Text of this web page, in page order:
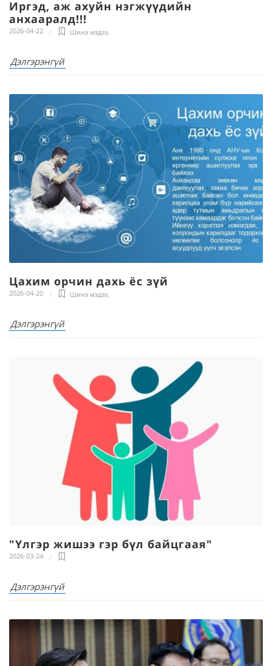
Иргэд, аж ахуйн нэгжүүдийн
анхааралд!!!
2026-04-22 Шинэ мэдээ,
Дэлгэрэнгүй
Цахим орчин дахь ёс зүй
2026-04-20 Шинэ мэдээ,
Дэлгэрэнгүй
"Үлгэр жишээ гэр бүл байцгаая"
2026-03-24
Дэлгэрэнгүй